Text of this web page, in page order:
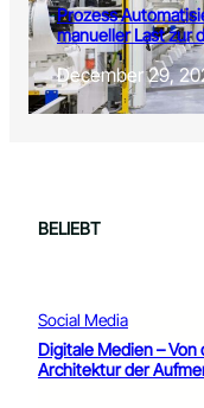
Prozess
manueller Last zur
December 29,
BELIEBT
Social Media
Digitale Medien –
Architektur der